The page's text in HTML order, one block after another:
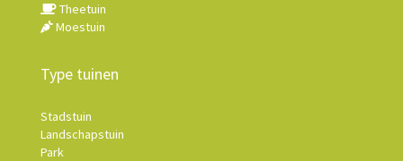
Theetuin
Moestuin
Type tuinen
Stadstuin
Landschapstuin
Park